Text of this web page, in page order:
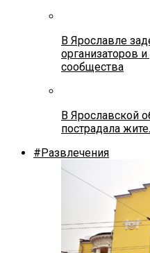
В Ярославле
организаторов
сообщества
В Ярославской
пострадала
#Развлечения